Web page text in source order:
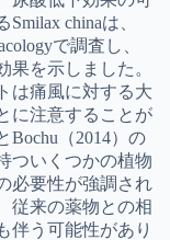
chinaは、
で調査し、
を示しました。
は痛風に対する大
に注意することが
Bochu（2014）の
ついくつかの植物
必要性が強調され
従来の薬物との相
伴う可能性があり